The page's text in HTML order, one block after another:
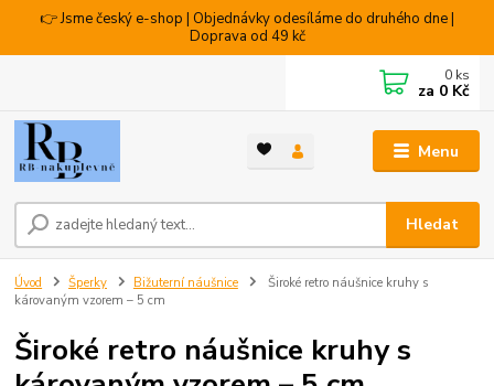
👉 Jsme český e-shop | Objednávky odesíláme do druhého dne |
Doprava od 49 kč
Menu
Hledat
0 ks
za 0 Kč
Úvod Šperky Bižuterní náušnice
Široké retro náušnice kruhy s
károvaným vzorem – 5 cm
Široké retro náušnice kruhy s